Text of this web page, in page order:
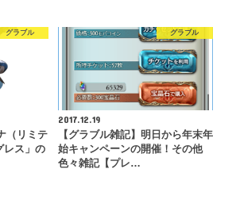
グラブル
（リミテ
レス」の
グラブル
2017.12.19
【グラブル雑記】明日から年末年
始キャンペーンの開催！その他
色々雑記【プレ…